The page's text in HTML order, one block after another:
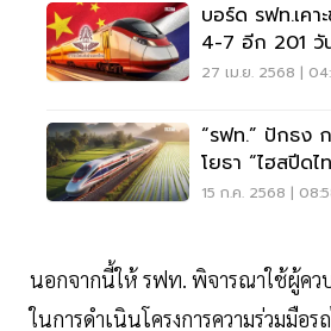
บอร์ด รฟท.เค
4-7 อีก 201 วั
ไทย-จีน”
27 เม.ย. 2568 |
“รฟท.” ปักธง
โยธา “ไฮสปีด
15 ก.ค. 2568 |
นอกจากนี้ให้ รฟท. พิจารณาใช้ผู้คว
ในการดำเนินโครงการความร่วมมือร